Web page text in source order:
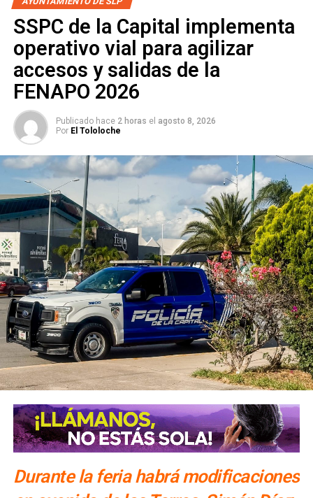
feminicidio en la capital del estado, cumple con una serie
de características que la propiaSecretaría de
Gobernación
reconoce como propias de un crimen de dicha naturaleza:
“Comete el delito de feminicidio quien prive de la vida a
una mujer por razones de género. Se considera que
existen razones de género cuando concurra alguna de las
siguientes circunstancias:
1.-La victima presente signos de violencia sexual de
cualquier tipo;
2.-A la víctima se le hayan infligido lesiones o
mutilaciones infamantes o degradantes, previas o
posteriores a la privación de la vida o actos de necrofilia;
3.-Existan antecedentes o datos de cualquier tipo de
violencia en el ámbito familiar, laboral o escolar, del sujeto
SSPC de la Capital implementa
operativo vial para agilizar
accesos y salidas de la
FENAPO 2026
Publicado hace 2 horas el agosto 8, 2026
Por El Tololoche
Durante la feria habrá modificaciones